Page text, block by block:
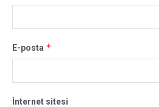
E-posta *
İnternet sitesi